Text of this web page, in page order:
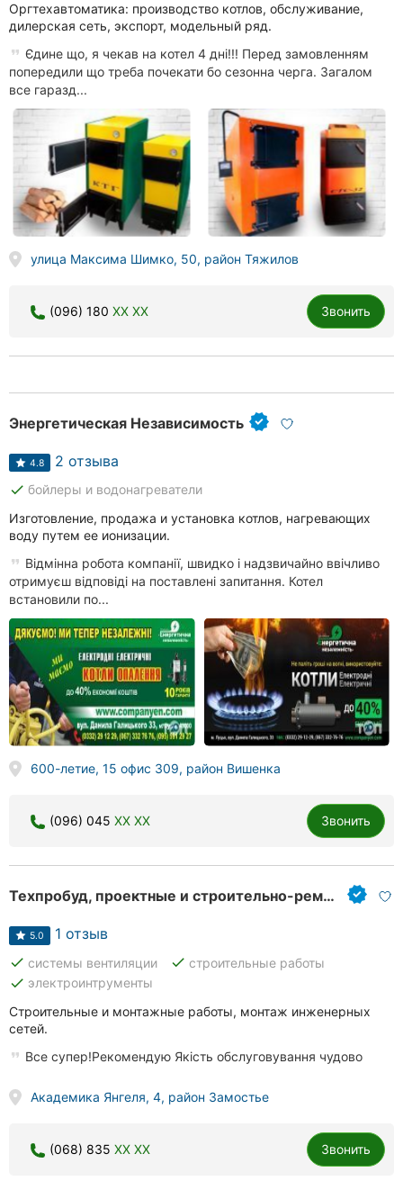
Оргтехавтоматика: производство котлов, обслуживание,
дилерская сеть, экспорт, модельный ряд.
Єдине що, я чекав на котел 4 дні!!! Перед замовленням
попередили що треба почекати бо сезонна черга. Загалом
все гаразд...
улица Максима Шимко, 50, район Тяжилов
(096) 180 XX XX Звонить
Энергетическая Независимость
4.8 2 отзыва
done бойлеры и водонагреватели
Изготовление, продажа и установка котлов, нагревающих
воду путем ее ионизации.
Відмінна робота компанії, швидко і надзвичайно ввічливо
отримуєш відповіді на поставлені запитання. Котел
встановили по...
600-летие, 15 офис 309, район Вишенка
(096) 045 XX XX Звонить
Техпробуд, проектные и строительно-ремонтные работы
5.0 1 отзыв
done системы вентиляции done строительные работы
done электроинтрументы
Строительные и монтажные работы, монтаж инженерных
сетей.
Все супер!Рекомендую Якість обслуговування чудово
Академика Янгеля, 4, район Замостье
(068) 835 XX XX Звонить